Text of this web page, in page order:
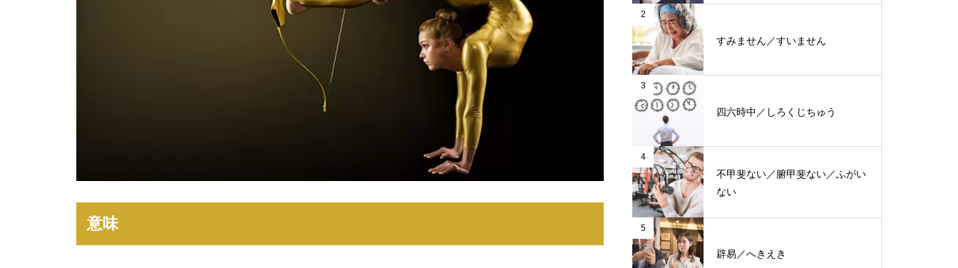
意味
2
すみません／すいません
3
四六時中／しろくじちゅう
4
不甲斐ない／腑甲斐ない／ふがい
ない
5
辟易／へきえき